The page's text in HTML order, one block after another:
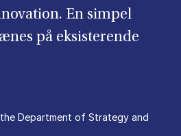
En simpel
på eksisterende
Department of Strategy and